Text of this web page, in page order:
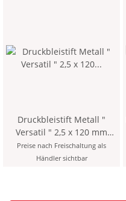
Druckbleistift Metall "
Versatil " 2,5 x 120 mm
Mine - Schwarz - mit
Minenspitzer und Clip >
Preise nach Freischaltung als
Händler sichtbar